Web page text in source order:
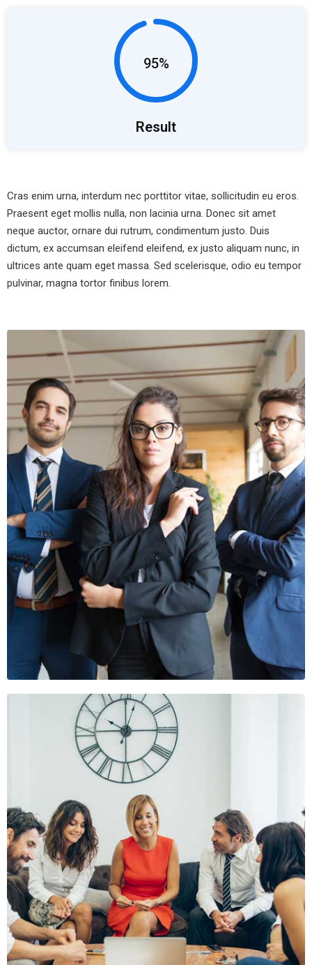
95%
Result
Cras enim urna, interdum nec porttitor vitae, sollicitudin eu eros.
Praesent eget mollis nulla, non lacinia urna. Donec sit amet
neque auctor, ornare dui rutrum, condimentum justo. Duis
dictum, ex accumsan eleifend eleifend, ex justo aliquam nunc, in
ultrices ante quam eget massa. Sed scelerisque, odio eu tempor
pulvinar, magna tortor finibus lorem.